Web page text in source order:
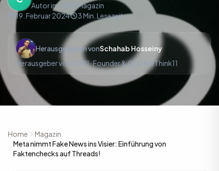
Autor im OMKI Magazin
19. Februar 2024
3 Min. Lesezeit
Herausgegeben vonSchahab Hosseiny
Herausgeber von OMKI · Founder & CEO bei Think11
Home
Magazin
Meta nimmt Fake News ins Visier: Einführung von
Faktenchecks auf Threads!